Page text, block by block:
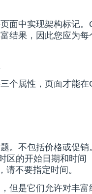
面中实现架构标记
结果，因此您应为
个属性，页面才能
。不包括价格或促销
区的开始日期和时间
请不要指定时间。
但是它们允许对丰